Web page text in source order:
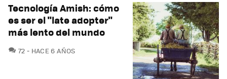
Tecnología Amish: cómo
es ser el "late adopter"
más lento del mundo
72 COMENTARIOS
HACE 6 AÑOS